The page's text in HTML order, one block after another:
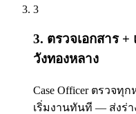
3
3. ตรวจเอกสาร
วังทองหลาง
Case Officer ตรวจทุ
เริ่มงานทันที — ส่งร่